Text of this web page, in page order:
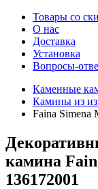
Товары со
О нас
Доставка
Установка
Вопросы-
Каменные
Камины из
Faina Simena
камина
136172001